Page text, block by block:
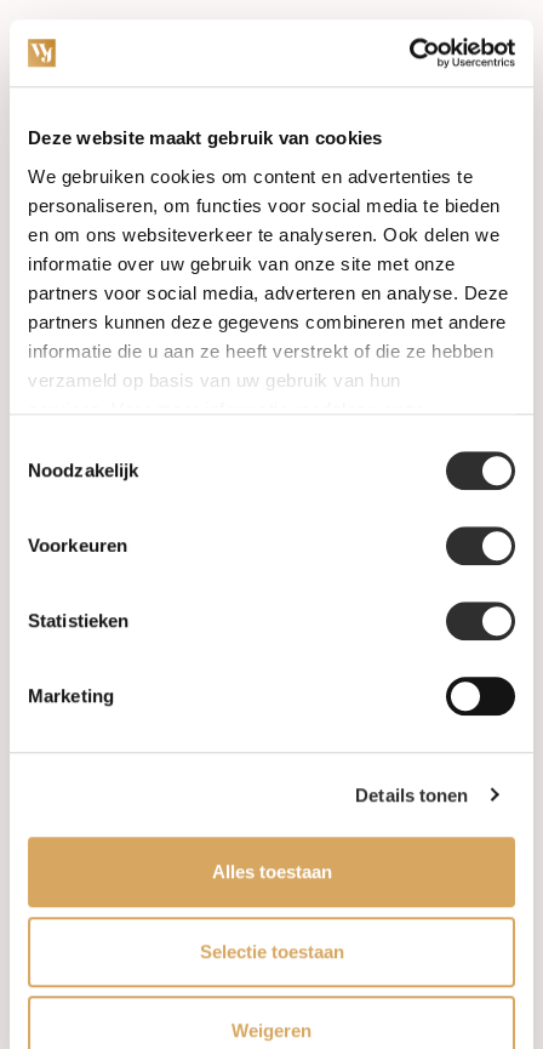
Deze website maakt gebruik van cookies
We gebruiken cookies om content en advertenties te
personaliseren, om functies voor social media te bieden
en om ons websiteverkeer te analyseren. Ook delen we
informatie over uw gebruik van onze site met onze
partners voor social media, adverteren en analyse. Deze
partners kunnen deze gegevens combineren met andere
informatie die u aan ze heeft verstrekt of die ze hebben
verzameld op basis van uw gebruik van hun
Noodzakelijk
Voorkeuren
Statistieken
Marketing
Details tonen
Alles toestaan
Selectie toestaan
Weigeren
Sitemap
Categories
Watches
Jewellery
Wedding rings
PRE-OWNED
Maatwerk
Leveringsvoorwaarden
Privacy Policy